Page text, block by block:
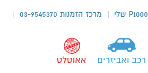
P1000 שלי מרכז הזמנות 03-9545370
רכב ואביזרים אאוטלט